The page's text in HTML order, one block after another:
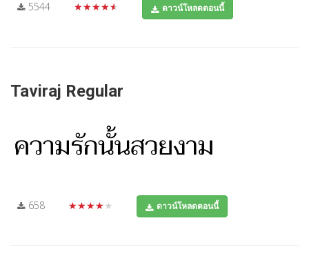
5544 ★★★★★ ดาวน์โหลดตอนนี้
Taviraj Regular
658 ★★★★★ ดาวน์โหลดตอนนี้